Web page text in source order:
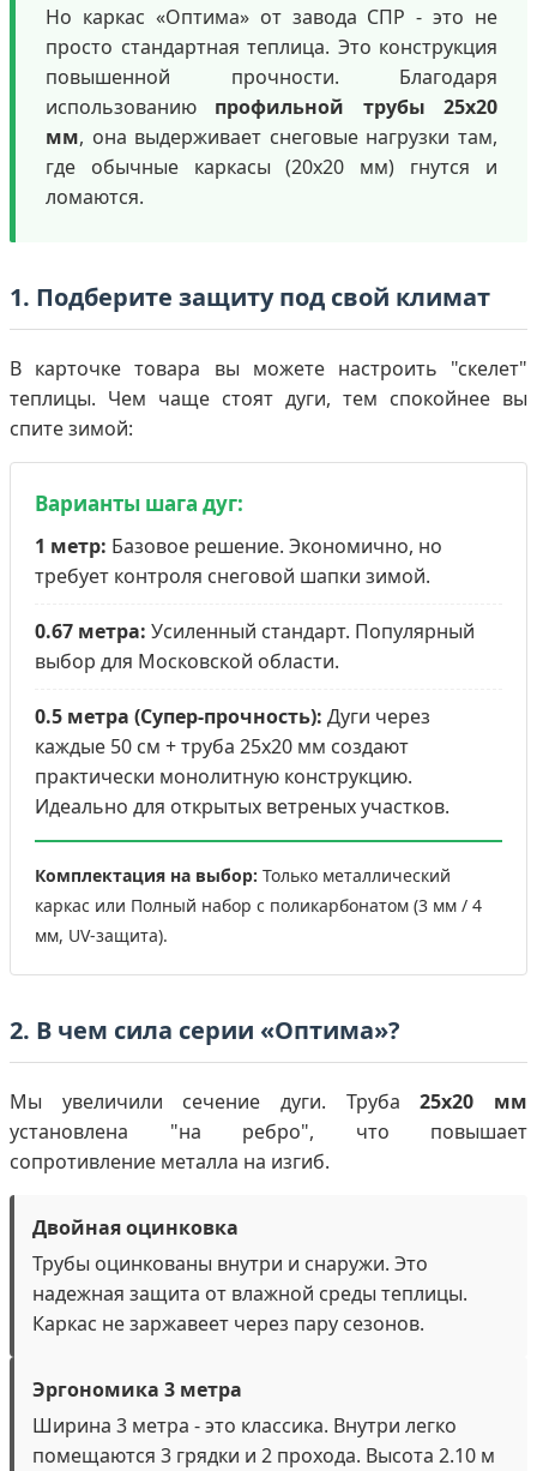
Но каркас «Оптима» от завода СПР - это не
просто стандартная теплица. Это конструкция
повышенной прочности. Благодаря
использованию профильной трубы 25х20
мм, она выдерживает снеговые нагрузки там,
где обычные каркасы (20х20 мм) гнутся и
ломаются.
1. Подберите защиту под свой климат
В карточке товара вы можете настроить "скелет"
теплицы. Чем чаще стоят дуги, тем спокойнее вы
спите зимой:
Варианты шага дуг:
1 метр: Базовое решение. Экономично, но
требует контроля снеговой шапки зимой.
0.67 метра: Усиленный стандарт. Популярный
выбор для Московской области.
0.5 метра (Супер-прочность): Дуги через
каждые 50 см + труба 25х20 мм создают
практически монолитную конструкцию.
Идеально для открытых ветреных участков.
Комплектация на выбор: Только металлический
каркас или Полный набор с поликарбонатом (3 мм / 4
мм, UV-защита).
2. В чем сила серии «Оптима»?
Мы увеличили сечение дуги. Труба25х20 мм
установлена "на ребро", что повышает
сопротивление металла на изгиб.
Двойная оцинковка
Трубы оцинкованы внутри и снаружи. Это
надежная защита от влажной среды теплицы.
Каркас не заржавеет через пару сезонов.
Эргономика 3 метра
Ширина 3 метра - это классика. Внутри легко
помещаются 3 грядки и 2 прохода. Высота 2.10 м